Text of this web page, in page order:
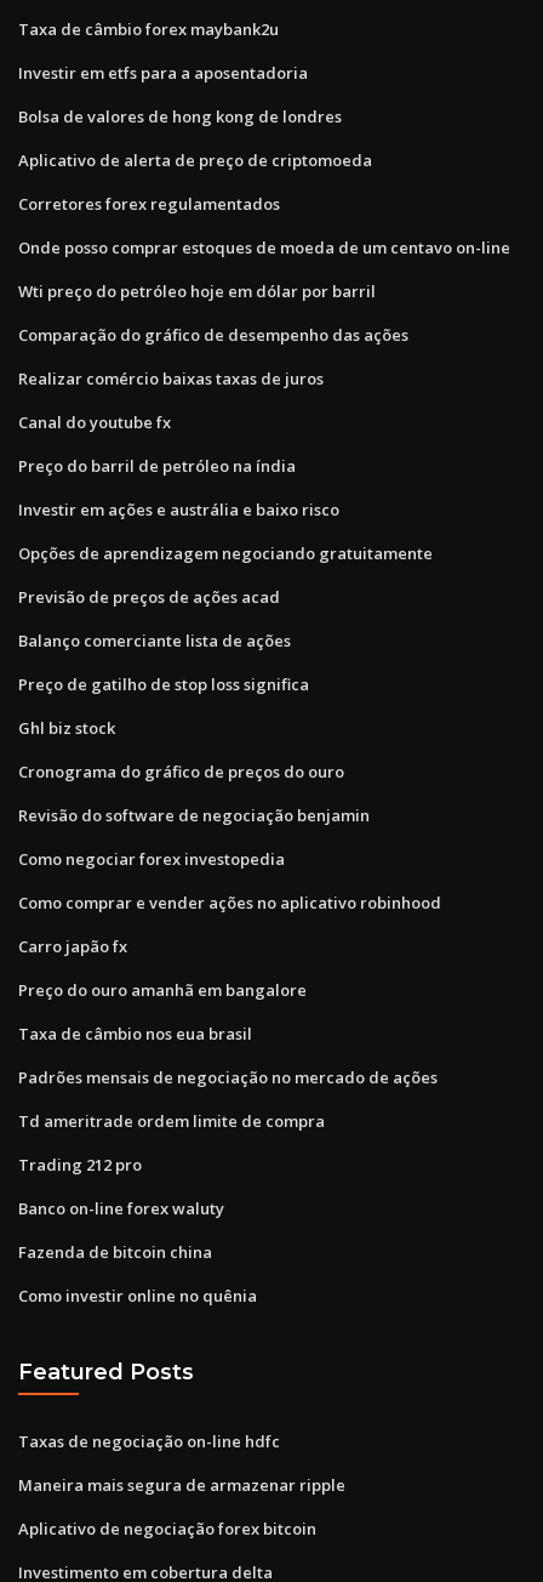
Taxa de câmbio forex maybank2u
Investir em etfs para a aposentadoria
Bolsa de valores de hong kong de londres
Aplicativo de alerta de preço de criptomoeda
Corretores forex regulamentados
Onde posso comprar estoques de moeda de um centavo on-line
Wti preço do petróleo hoje em dólar por barril
Comparação do gráfico de desempenho das ações
Realizar comércio baixas taxas de juros
Canal do youtube fx
Preço do barril de petróleo na índia
Investir em ações e austrália e baixo risco
Opções de aprendizagem negociando gratuitamente
Previsão de preços de ações acad
Balanço comerciante lista de ações
Preço de gatilho de stop loss significa
Ghl biz stock
Cronograma do gráfico de preços do ouro
Revisão do software de negociação benjamin
Como negociar forex investopedia
Como comprar e vender ações no aplicativo robinhood
Carro japão fx
Preço do ouro amanhã em bangalore
Taxa de câmbio nos eua brasil
Padrões mensais de negociação no mercado de ações
Td ameritrade ordem limite de compra
Trading 212 pro
Banco on-line forex waluty
Fazenda de bitcoin china
Como investir online no quênia
Featured Posts
Taxas de negociação on-line hdfc
Maneira mais segura de armazenar ripple
Aplicativo de negociação forex bitcoin
Investimento em cobertura delta